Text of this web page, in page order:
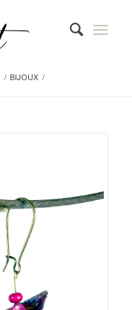
/ BIJOUX /